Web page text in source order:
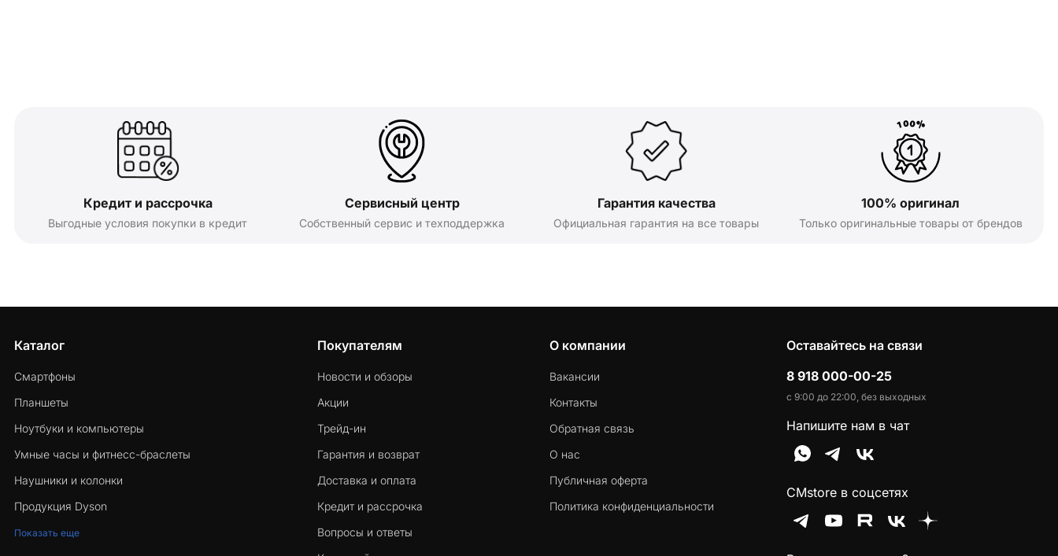
Кредит и рассрочка
Выгодные условия покупки в кредит
Сервисный центр
Собственный сервис и техподдержка
Гарантия качества
Официальная гарантия на все товары
100% оригинал
Только оригинальные товары от брендов
Каталог
Смартфоны
Планшеты
Ноутбуки и компьютеры
Умные часы и фитнесс-браслеты
Наушники и колонки
Продукция Dyson
Показать еще
Покупателям
Новости и обзоры
Акции
Трейд-ин
Гарантия и возврат
Доставка и оплата
Кредит и рассрочка
Вопросы и ответы
О компании
Вакансии
Контакты
Обратная связь
О нас
Публичная оферта
Политика конфиденциальности
Оставайтесь на связи
8 918 000-00-25
с 9:00 до 22:00, без выходных
Напишите нам в чат
CMstore в соцсетях